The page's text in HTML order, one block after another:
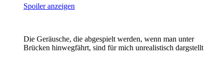
Spoiler anzeigen
Die Geräusche, die abgespielt werden, wenn man unter
Brücken hinwegfährt, sind für mich unrealistisch dargstellt